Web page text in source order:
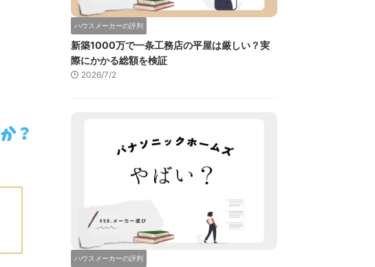
ハウスメーカーの評判
新築1000万で一条工務店の平屋は厳しい？実
際にかかる総額を検証
2026/7/2
ハウスメーカーの評判